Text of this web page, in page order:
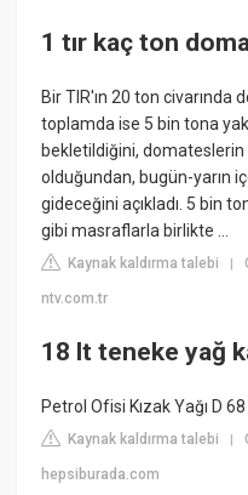
1 tır kaç ton
Bir TIR'ın 20 ton civarında
toplamda ise 5 bin tona
bekletildiğini,
olduğundan, bugün-yarın
gideceğini açıkladı. 5 bin
gibi masraflarla birlikte ...
Kaynak kaldırma talebi |
ntv.com.tr
18 lt teneke yağ
Petrol Ofisi Kızak Yağı D
Kaynak kaldırma talebi |
hepsiburada.com